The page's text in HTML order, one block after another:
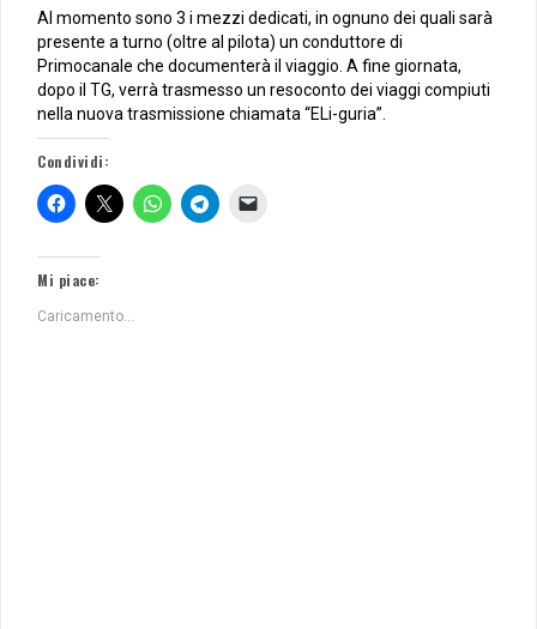
Al momento sono 3 i mezzi dedicati, in ognuno dei quali sarà
presente a turno (oltre al pilota) un conduttore di
Primocanale che documenterà il viaggio. A fine giornata,
dopo il TG, verrà trasmesso un resoconto dei viaggi compiuti
nella nuova trasmissione chiamata “ELi-guria”.
Condividi:
Mi piace:
Caricamento...